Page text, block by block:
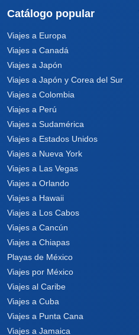
Catálogo popular
Viajes a Europa
Viajes a Canadá
Viajes a Japón
Viajes a Japón y Corea del Sur
Viajes a Colombia
Viajes a Perú
Viajes a Sudamérica
Viajes a Estados Unidos
Viajes a Nueva York
Viajes a Las Vegas
Viajes a Orlando
Viajes a Hawaii
Viajes a Los Cabos
Viajes a Cancún
Viajes a Chiapas
Playas de México
Viajes por México
Viajes al Caribe
Viajes a Cuba
Viajes a Punta Cana
Viajes a Jamaica